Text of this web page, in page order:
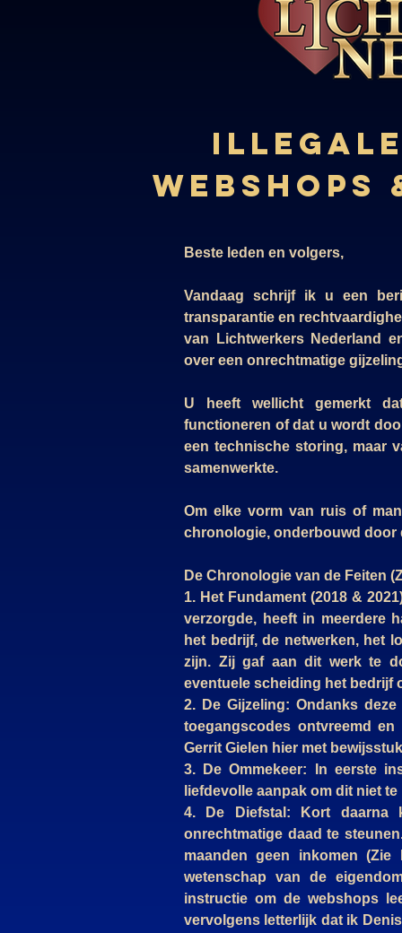
webshops
Beste leden en volgers,
Vandaag schrijf ik u een
transparantie en
van Lichtwerkers Nederland
over een onrechtmatige
U heeft wellicht gemerkt
functioneren of dat u wordt
een technische storing, maar
samenwerkte.
Om elke vorm van ruis of
chronologie, onderbouwd door
De Chronologie van de Feiten
1. Het Fundament (2018 &
verzorgde, heeft in meerdere
het bedrijf, de netwerken, het
zijn. Zij gaf aan dit werk te
eventuele scheiding het bedrijf
2. De Gijzeling: Ondanks
toegangscodes ontvreemd
Gerrit Gielen hier met
3. De Ommekeer: In eerste
liefdevolle aanpak om dit niet
4. De Diefstal: Kort daarna
onrechtmatige daad te
maanden geen inkomen
wetenschap van de
instructie om de webshops
vervolgens letterlijk dat ik